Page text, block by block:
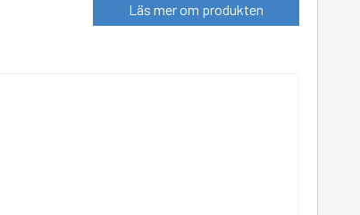
Läs mer om produkten